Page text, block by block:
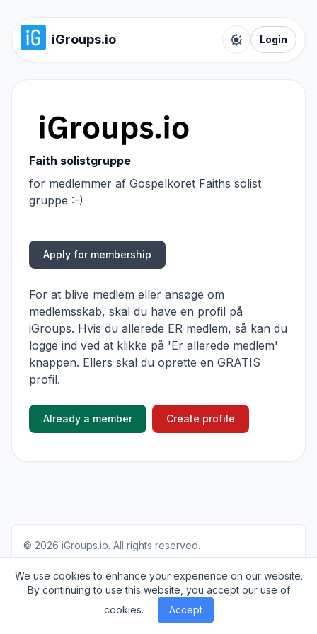
iGroups.io
Toggle color
Login
Faith solistgruppe
for medlemmer af Gospelkoret Faiths solist
gruppe :-)
Apply for membership
For at blive medlem eller ansøge om
medlemsskab, skal du have en profil på
iGroups. Hvis du allerede ER medlem, så kan du
logge ind ved at klikke på 'Er allerede medlem'
knappen. Ellers skal du oprette en GRATIS
profil.
Already a member Create profile
© 2026 iGroups.io. All rights reserved.
We use cookies to enhance your experience on our website.
By continuing to use this website, you accept our use of
cookies.
Accept